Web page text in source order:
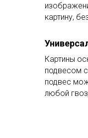
картину,
Картины
подвесом
подвес
любой